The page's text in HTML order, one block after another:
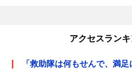
アクセスラン
「救助隊は何もせんで、満足